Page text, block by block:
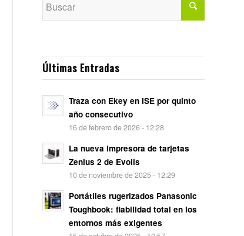
Últimas Entradas
Traza con Ekey en ISE por quinto
año consecutivo
16 de febrero de 2026 - 12:28
La nueva impresora de tarjetas
Zenius 2 de Evolis
10 de noviembre de 2025 - 12:29
Portátiles rugerizados Panasonic
Toughbook: fiabilidad total en los
entornos más exigentes